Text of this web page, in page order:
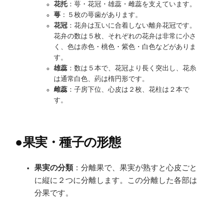
花托：萼・花冠・雄蕊・雌蕊を支えています。
萼 ：５枚の萼歯があります。
花冠 ：花弁は互いに合着しない離弁花冠です。
花弁の数は５枚、それぞれの花弁は非常に小さ
く、色は赤色・桃色・紫色・白色などがありま
す。
雄蕊 ：数は５本で、花冠より長く突出し、花糸
は通常白色、葯は楕円形です。
雌蕊 ：子房下位、心皮は２枚、花柱は２本で
す。
●果実・種子の形態
果実の分類 ：分離果で、果実が熟すと心皮ごと
に縦に２つに分離します。この分離した各部は
分果です。